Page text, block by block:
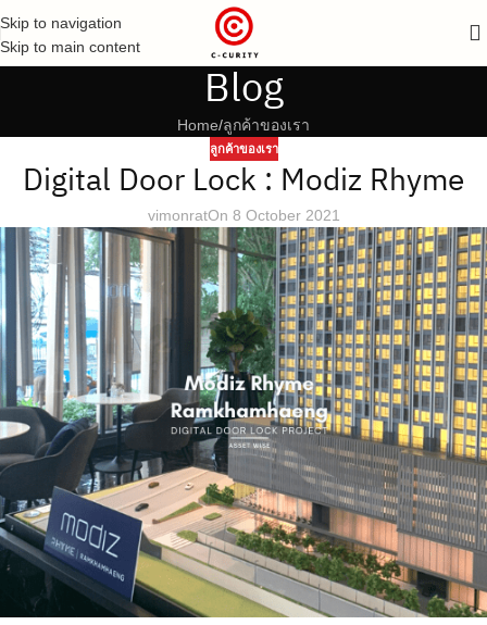
Skip to navigation
Skip to main content
Blog
Home ลูกค้าของเรา
ลูกค้าของเรา
Digital Door Lock : Modiz Rhyme
vimonratOn 8 October 2021